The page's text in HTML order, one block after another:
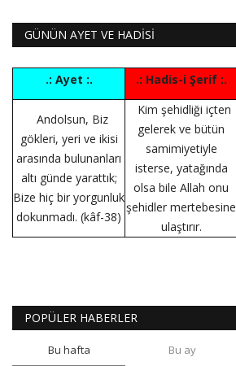
GÜNÜN AYET VE HADİSİ
.: Ayet :. .: Hadis-i Şerif :.
Andolsun, Biz
gökleri, yeri ve ikisi
arasında bulunanları
altı günde yarattık;
Bize hiç bir yorgunluk
dokunmadı. (kâf-38)
Kim şehidliği içten
gelerek ve bütün
samimiyetiyle
isterse, yatağında
olsa bile Allah onu
şehidler mertebesine
ulaştırır.
POPÜLER HABERLER
Bu hafta Bu ay